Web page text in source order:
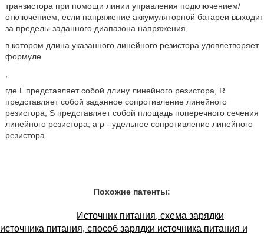
транзистора при помощи линии управления подключением/
отключением, если напряжение аккумуляторной батареи выходит
за пределы заданного диапазона напряжения,
в котором длина указанного линейного резистора удовлетворяет
формуле
где L представляет собой длину линейного резистора, R
представляет собой заданное сопротивление линейного
резистора, S представляет собой площадь поперечного сечения
линейного резистора, а ρ - удельное сопротивление линейного
резистора.
Похожие патенты:
Источник питания, схема зарядки
источника питания, способ зарядки источника питания и